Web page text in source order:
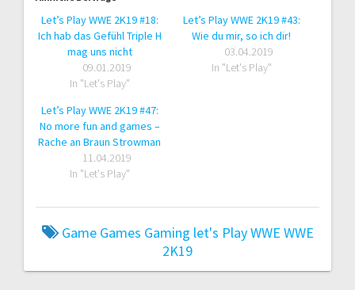
Let’s Play WWE 2K19 #18:
Ich hab das Gefühl Triple H
mag uns nicht
09.01.2019
In "Let's Play"
Let’s Play WWE 2K19 #43:
Wie du mir, so ich dir!
03.04.2019
In "Let's Play"
Let’s Play WWE 2K19 #47:
No more fun and games –
Rache an Braun Strowman
11.04.2019
In "Let's Play"
Game Games Gaming let's PlayWWE WWE
2K19